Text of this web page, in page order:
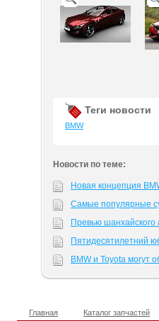
Теги новости
BMW
Новости по теме:
Новая концепция
Самые популярные
Превью шанхайского
Пятидесятилетний
BMW и Toyota могут
Главная Каталог запчастей